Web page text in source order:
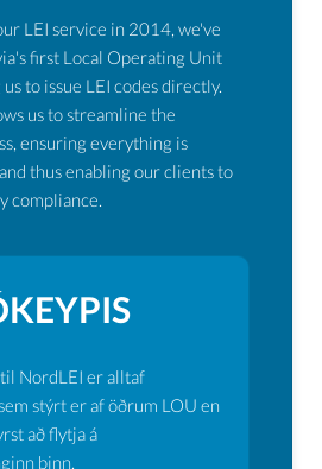
LEI service in 2014, we've
first Local Operating Unit
to issue LEI codes directly.
us to streamline the
ensuring everything is
thus enabling our clients to
compliance.
NordLEI er alltaf
stýrt er af öðrum LOU en
að flytja á
þinn.